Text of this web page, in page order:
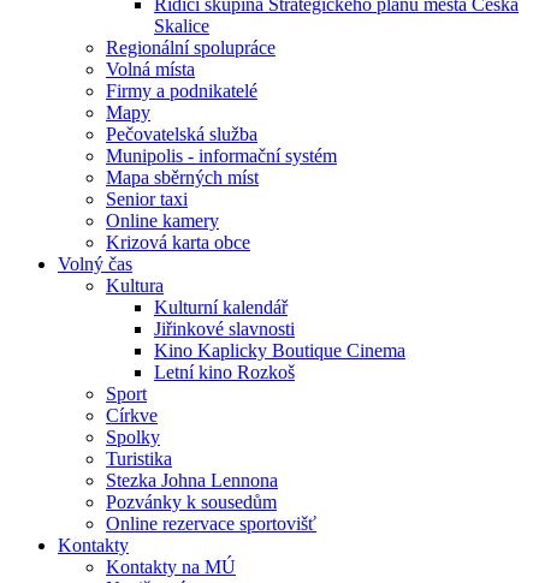
Řídící skupina Strategického plánu města Česká
Skalice
Regionální spolupráce
Volná místa
Firmy a podnikatelé
Mapy
Pečovatelská služba
Munipolis - informační systém
Mapa sběrných míst
Senior taxi
Online kamery
Krizová karta obce
Volný čas
Kultura
Kulturní kalendář
Jiřinkové slavnosti
Kino Kaplicky Boutique Cinema
Letní kino Rozkoš
Sport
Církve
Spolky
Turistika
Stezka Johna Lennona
Pozvánky k sousedům
Online rezervace sportovišť
Kontakty
Kontakty na MÚ